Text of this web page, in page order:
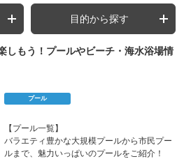
目的から探す
しもう！プールやビーチ・海水浴場情
プール
【プール一覧】
バラエティ豊かな大規模プールから市民プー
ルまで、魅力いっぱいのプールをご紹介！